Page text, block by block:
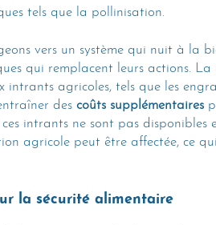
tels que la pollinisation.
vers un système qui nuit à la
qui remplacent leurs actions.
intrants agricoles, tels que les
des coûts supplémentaires
ces intrants ne sont pas
agricole peut être affectée, ce
la sécurité alimentaire